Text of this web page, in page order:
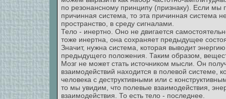
по резонансному принципу (признаку). Если
причинная система, то эта причинная система
пространство, в среду сигналами.
Тело - инертно. Оно не двигается
тоже инертна, она сохраняет предыдущее
Значит, нужна система, которая выводит
предыдущего положения. Таким образом,
Мозг не может стать источником мысли. Он
взаимодействий находится в полевой системе,
человека с деструктивными или с
то мы увидим, что полевые взаимодействия,
взаимодействия. То есть тело - последнее.